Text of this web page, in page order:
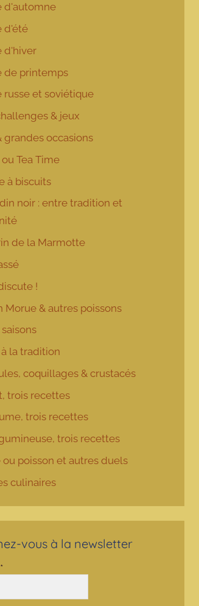
d'automne
d'été
d'hiver
de printemps
russe et soviétique
& jeux
grandes occasions
Tea Time
à biscuits
noir : entre tradition et
de la Marmotte
!
Morue & autres poissons
la tradition
coquillages & crustacés
trois recettes
trois recettes
trois recettes
ou poisson et autres duels
culinaires
vous à la newsletter
*